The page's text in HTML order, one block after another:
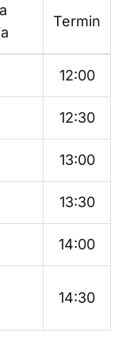
Termin
12:00
12:30
13:00
13:30
14:00
14:30